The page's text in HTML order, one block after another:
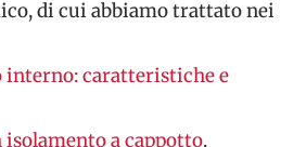
di cui abbiamo trattato nei
interno: caratteristiche e
isolamento a cappotto.